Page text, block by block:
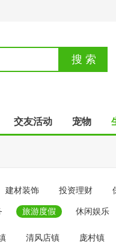
交友活动 宠物
建材装饰 投资理财
旅游度假 休闲娱乐
清风店镇 庞村镇